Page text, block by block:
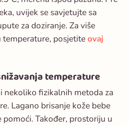
uvijek se savjetujte sa
za doziranje. Za više
posjetiteovaj
temperature
nekoliko fizikalnih metoda za
Lagano brisanje kože bebe
Također, prostoriju u